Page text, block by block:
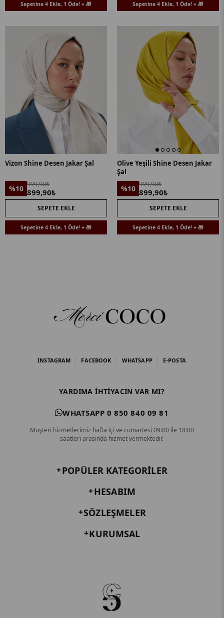
Sepetine 4 Ekle, 1 Öde! + 🎁 Sepetine 4 Ekle, 1 Öde! + 🎁
Vizon Shine Desen Jakar Şal
%10 999,90₺
899,90₺
SEPETE EKLE
Sepetine 4 Ekle, 1 Öde! + 🎁
Olive Yeşili Shine Desen Jakar
Şal
%10 999,90₺
899,90₺
SEPETE EKLE
Sepetine 4 Ekle, 1 Öde! + 🎁
INSTAGRAM FACEBOOK WHATSAPP E-POSTA
YARDIMA IHTIYACIN VAR MI?
WHATSAPP 0 850 840 09 81
Müşteri hizmetlerimiz hafta içi ve cumartesi 09:00 ile 18:00
saatleri arasında hizmet vermektedir.
POPÜLER KATEGORILER
HESABIM
SÖZLEŞMELER
KURUMSAL